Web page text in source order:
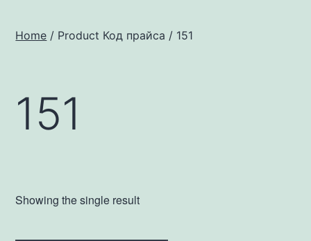
Home / Product Код прайса / 151
151
Showing the single result